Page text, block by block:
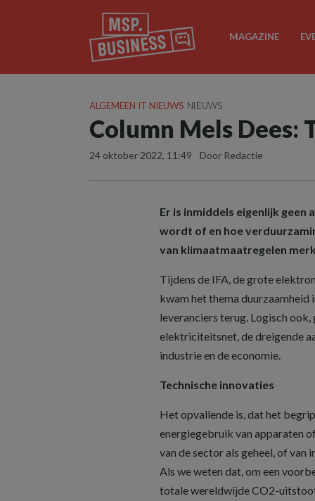
MAGAZINE
ALGEMEEN IT NIEUWS NIEUWS
Column Mels Dees:
24 oktober 2022, 11:49 Door Redactie
Er is inmiddels eigenlijk
wordt of en hoe
van klimaatmaatregelen
Tijdens de IFA, de grote
kwam het thema
leveranciers terug. Logisch
elektriciteitsnet, de dreigende
industrie en de economie.
Technische innovaties
Het opvallende is, dat het
energiegebruik van apparaten
van de sector als geheel, of van
Als we weten dat, om een
totale wereldwijde CO2-